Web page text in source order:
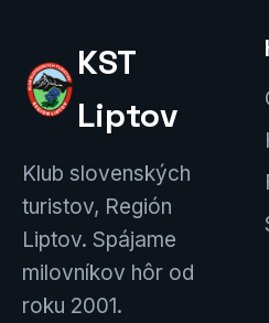
KST
Liptov
Klub slovenských
turistov, Región
Liptov. Spájame
milovníkov hôr od
roku 2001.